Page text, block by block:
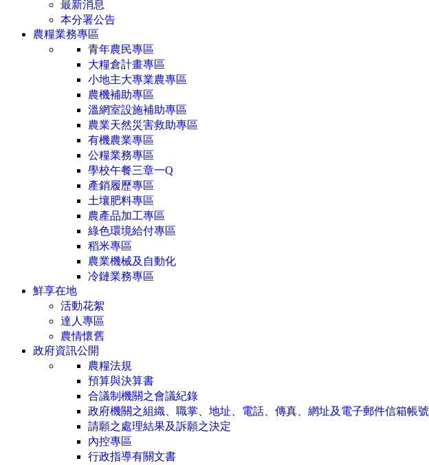
最新消息
本分署公告
農糧業務專區
青年農民專區
大糧倉計畫專區
小地主大專業農專區
農機補助專區
溫網室設施補助專區
農業天然災害救助專區
有機農業專區
公糧業務專區
學校午餐三章一Q
產銷履歷專區
土壤肥料專區
農產品加工專區
綠色環境給付專區
稻米專區
農業機械及自動化
冷鏈業務專區
鮮享在地
活動花絮
達人專區
農情懷舊
政府資訊公開
農糧法規
預算與決算書
合議制機關之會議紀錄
政府機關之組織、職掌、地址、電話、傳真、網址及電子郵件信箱帳號
請願之處理結果及訴願之決定
內控專區
行政指導有關文書